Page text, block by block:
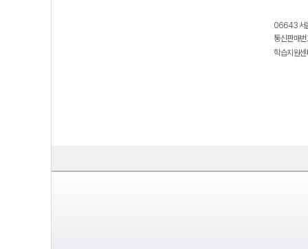
06643 서
통신판매
학습지원